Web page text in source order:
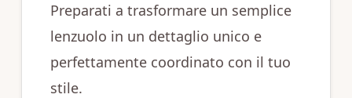
Preparati a trasformare un semplice
lenzuolo in un dettaglio unico e
perfettamente coordinato con il tuo
stile.